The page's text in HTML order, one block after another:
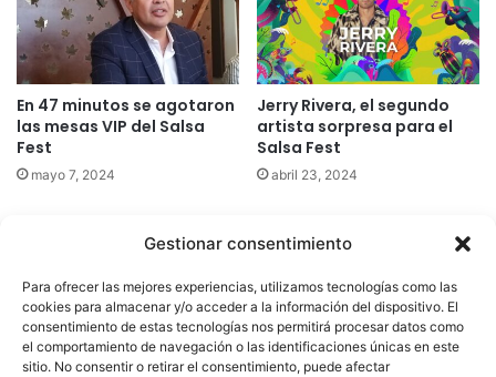
Gestionar consentimiento
Para ofrecer las mejores experiencias, utilizamos tecnologías como las
cookies para almacenar y/o acceder a la información del dispositivo. El
consentimiento de estas tecnologías nos permitirá procesar datos como
el comportamiento de navegación o las identificaciones únicas en este
sitio. No consentir o retirar el consentimiento, puede afectar
En 47 minutos se agotaron
las mesas VIP del Salsa
Fest
mayo 7, 2024
Jerry Rivera, el segundo
artista sorpresa para el
Salsa Fest
abril 23, 2024
derechos reservados
|Aviso de Privacidad|Política de Cookies|Defensoría de la